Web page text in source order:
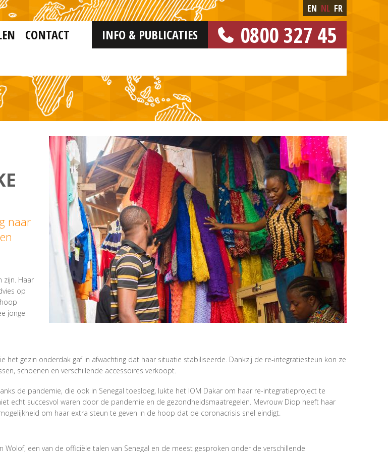
0800 327 45
CONTACT
INFO & PUBLICATIES
EN NL FR
naar
zijn. Haar
op
jonge
het gezin onderdak gaf in afwachting dat haar situatie stabiliseerde. Dankzij de re-integratiesteun kon ze
schoenen en verschillende accessoires verkoopt.
de pandemie, die ook in Senegal toesloeg, lukte het IOM Dakar om haar re-integratieproject te
echt succesvol waren door de pandemie en de gezondheidsmaatregelen. Mevrouw Diop heeft haar
om haar extra steun te geven in de hoop dat de coronacrisis snel eindigt.
een van de officiële talen van Senegal en de meest gesproken onder de verschillende